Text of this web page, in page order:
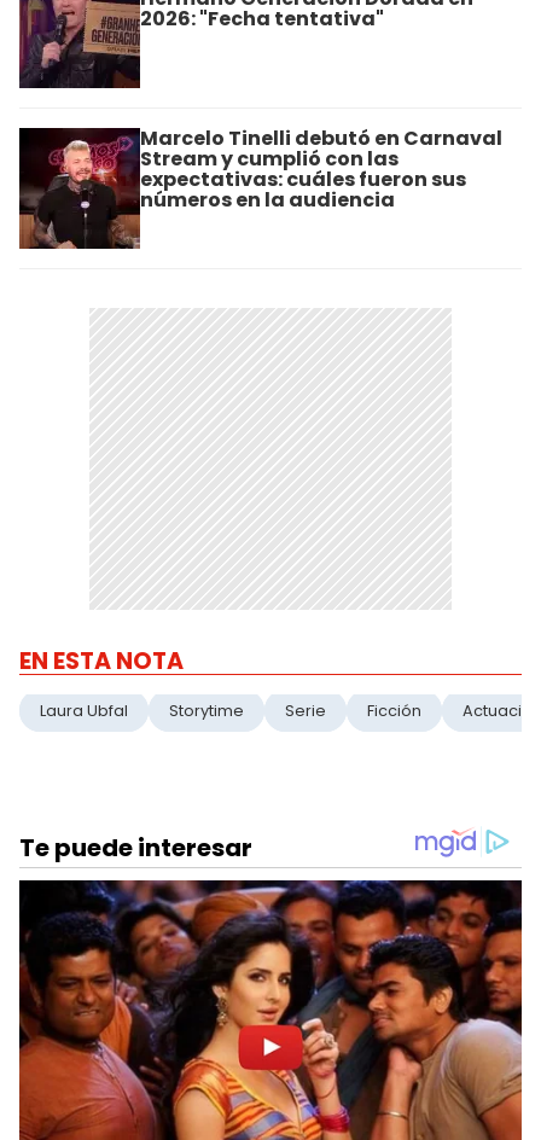
2026: "Fecha tentativa"
Marcelo Tinelli debutó en Carnaval
Stream y cumplió con las
expectativas: cuáles fueron sus
números en la audiencia
EN ESTA NOTA
Laura Ubfal Storytime Serie Ficción Actuación